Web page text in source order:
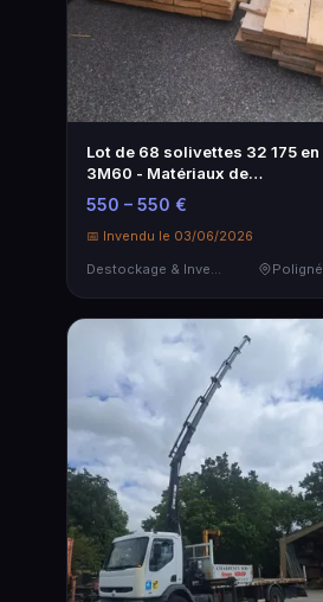
Lot de 68 solivettes 32 175 en
3M60 - Matériaux de
construction
550 – 550 €
📅 Invendu le 03/06/2026
Destockage & Invendus
Poligné